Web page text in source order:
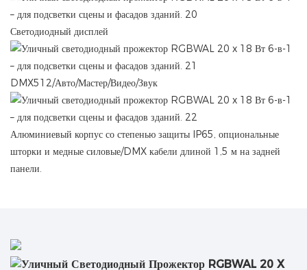
Светодиодный дисплей
DMX512/Авто/Мастер/Видео/Звук
Алюминиевый корпус со степенью защиты IP65, опциональные
шторки и медные силовые/DMX кабели длиной 1,5 м на задней
панели.